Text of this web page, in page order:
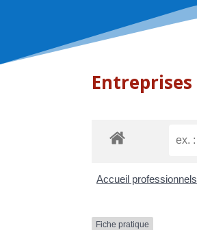
Entreprises
Accueil professionnels
Fiche pratique